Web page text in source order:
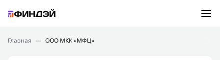
Подбор займа
Главная — ООО МКК «МФЦ»
Ошибка:Контактная форма не найдена.
Спасибо, что написали нам